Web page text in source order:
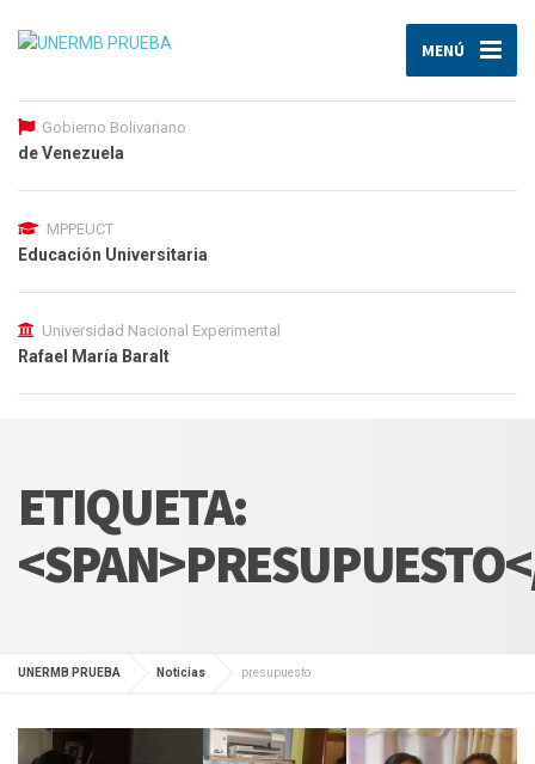
MENÚ
Gobierno Bolivariano
de Venezuela
MPPEUCT
Educación Universitaria
Universidad Nacional Experimental
Rafael María Baralt
ETIQUETA:
UNERMB PRUEBA Noticias presupuesto